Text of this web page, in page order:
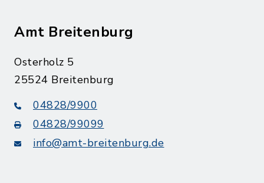
Amt Breitenburg
Osterholz 5
25524 Breitenburg
04828/9900
04828/99099
info@amt-breitenburg.de